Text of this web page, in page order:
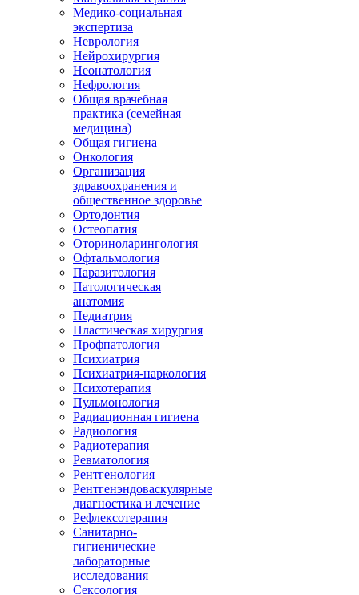
Медико-социальная
экспертиза
Неврология
Нейрохирургия
Неонатология
Нефрология
Общая врачебная
практика (семейная
медицина)
Общая гигиена
Онкология
Организация
здравоохранения и
общественное здоровье
Ортодонтия
Остеопатия
Оториноларингология
Офтальмология
Паразитология
Патологическая
анатомия
Педиатрия
Пластическая хирургия
Профпатология
Психиатрия
Психиатрия-наркология
Психотерапия
Пульмонология
Радиационная гигиена
Радиология
Радиотерапия
Ревматология
Рентгенология
Рентгенэндоваскулярные
диагностика и лечение
Рефлексотерапия
Санитарно-
гигиенические
лабораторные
исследования
Сексология